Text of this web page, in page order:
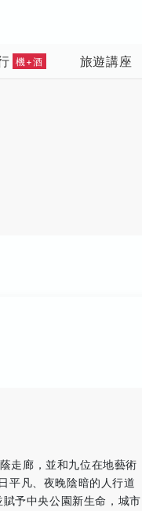
機+酒 旅遊講座
走廊，並和九位在地藝術
平凡、夜晚陰暗的人行道
予中央公園新生命，城市